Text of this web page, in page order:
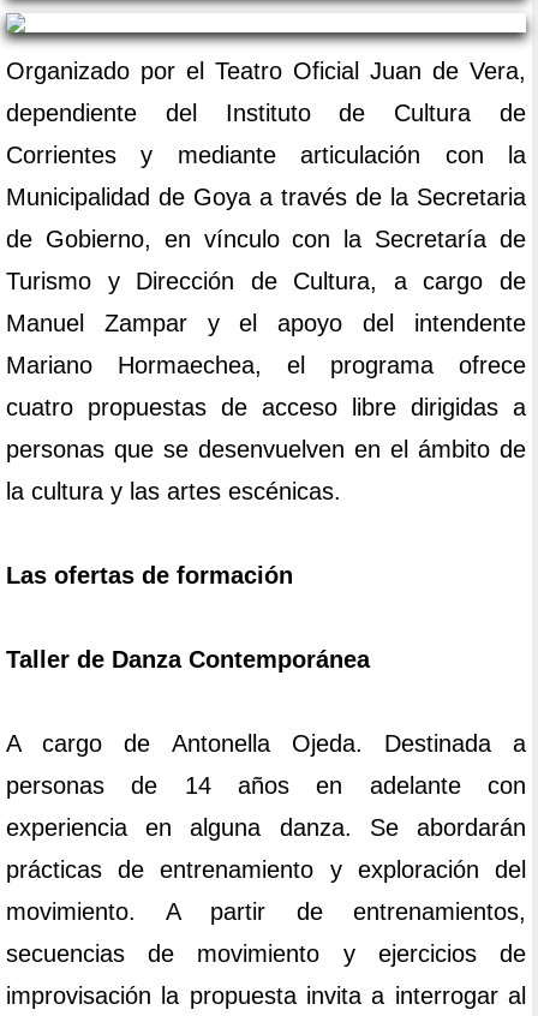
Organizado por el Teatro Oficial Juan de Vera,
dependiente del Instituto de Cultura de
Corrientes y mediante articulación con la
Municipalidad de Goya a través de la Secretaria
de Gobierno, en vínculo con la Secretaría de
Turismo y Dirección de Cultura, a cargo de
Manuel Zampar y el apoyo del intendente
Mariano Hormaechea, el programa ofrece
cuatro propuestas de acceso libre dirigidas a
personas que se desenvuelven en el ámbito de
la cultura y las artes escénicas.
Las ofertas de formación
Taller de Danza Contemporánea
A cargo de Antonella Ojeda. Destinada a
personas de 14 años en adelante con
experiencia en alguna danza. Se abordarán
prácticas de entrenamiento y exploración del
movimiento. A partir de entrenamientos,
secuencias de movimiento y ejercicios de
improvisación la propuesta invita a interrogar al